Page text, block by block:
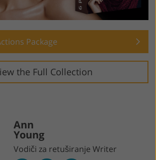
Package
the Full Collection
Ann
Young
Vodiči za retuširanje Writer